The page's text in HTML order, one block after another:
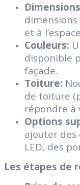
et à
Couleurs:
disponible
façade.
Toiture:
de toiture
répondre à
Options
ajouter des
LED, des
Les étapes de